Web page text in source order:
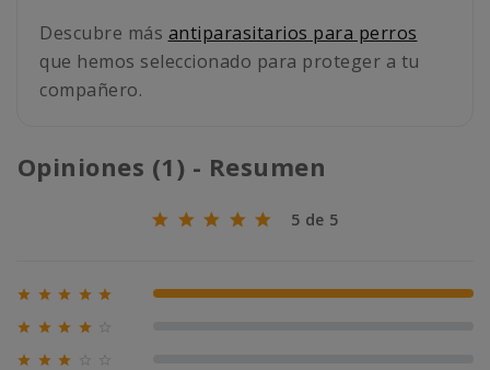
Descubre más antiparasitarios para perros
que hemos seleccionado para proteger a tu
compañero.
Opiniones (1) - Resumen
5 de 5
     100% (1)
   
  